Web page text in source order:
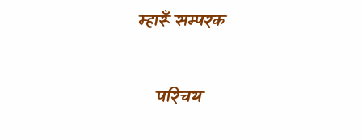
म्हारूँ सम्परक
परिचय